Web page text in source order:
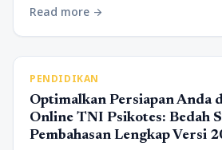
Read more arrow_forward
PENDIDIKAN
Optimalkan Persiapan Anda
Online TNI Psikotes: Bedah
Pembahasan Lengkap Versi